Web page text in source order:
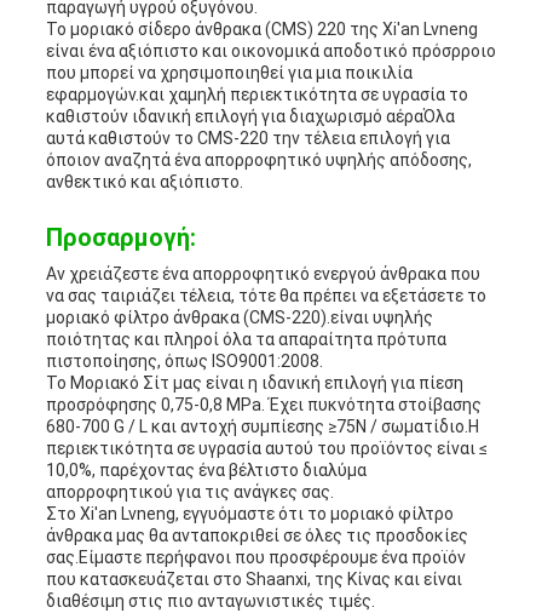
παραγωγή υγρού οξυγόνου.
Το μοριακό σίδερο άνθρακα (CMS) 220 της Xi'an Lvneng
είναι ένα αξιόπιστο και οικονομικά αποδοτικό πρόσρροιο
που μπορεί να χρησιμοποιηθεί για μια ποικιλία
εφαρμογών.και χαμηλή περιεκτικότητα σε υγρασία το
καθιστούν ιδανική επιλογή για διαχωρισμό αέραΌλα
αυτά καθιστούν το CMS-220 την τέλεια επιλογή για
όποιον αναζητά ένα απορροφητικό υψηλής απόδοσης,
ανθεκτικό και αξιόπιστο.
Προσαρμογή:
Αν χρειάζεστε ένα απορροφητικό ενεργού άνθρακα που
να σας ταιριάζει τέλεια, τότε θα πρέπει να εξετάσετε το
μοριακό φίλτρο άνθρακα (CMS-220).είναι υψηλής
ποιότητας και πληροί όλα τα απαραίτητα πρότυπα
πιστοποίησης, όπως ISO9001:2008.
Το Μοριακό Σίτ μας είναι η ιδανική επιλογή για πίεση
προσρόφησης 0,75-0,8 MPa. Έχει πυκνότητα στοίβασης
680-700 G / L και αντοχή συμπίεσης ≥75N / σωματίδιο.Η
περιεκτικότητα σε υγρασία αυτού του προϊόντος είναι ≤
10,0%, παρέχοντας ένα βέλτιστο διαλύμα
απορροφητικού για τις ανάγκες σας.
Στο Xi'an Lvneng, εγγυόμαστε ότι το μοριακό φίλτρο
άνθρακα μας θα ανταποκριθεί σε όλες τις προσδοκίες
σας.Είμαστε περήφανοι που προσφέρουμε ένα προϊόν
που κατασκευάζεται στο Shaanxi, της Κίνας και είναι
διαθέσιμη στις πιο ανταγωνιστικές τιμές.